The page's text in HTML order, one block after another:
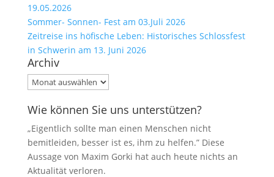
19.05.2026
Sommer- Sonnen- Fest am 03.Juli 2026
Zeitreise ins höfische Leben: Historisches Schlossfest
in Schwerin am 13. Juni 2026
Archiv
Archiv
Wie können Sie uns unterstützen?
„Eigentlich sollte man einen Menschen nicht
bemitleiden, besser ist es, ihm zu helfen.” Diese
Aussage von Maxim Gorki hat auch heute nichts an
Aktualität verloren.